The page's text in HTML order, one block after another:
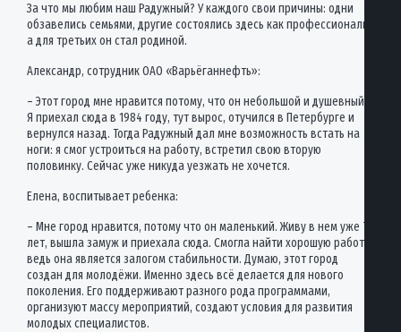
За что мы любим наш Радужный? У каждого свои причины: одни
обзавелись семьями, другие состоялись здесь как профессионалы,
а для третьих он стал родиной.
Александр, сотрудник ОАО «Варьёганнефть»:
– Этот город мне нравится потому, что он небольшой и душевный.
Я приехал сюда в 1984 году, тут вырос, отучился в Петербурге и
вернулся назад. Тогда Радужный дал мне возможность встать на
ноги: я смог устроиться на работу, встретил свою вторую
половинку. Сейчас уже никуда уезжать не хочется.
Елена, воспитывает ребенка:
– Мне город нравится, потому что он маленький. Живу в нем уже 7
лет, вышла замуж и приехала сюда. Смогла найти хорошую работу,
ведь она является залогом стабильности. Думаю, этот город
создан для молодёжи. Именно здесь всё делается для нового
поколения. Его поддерживают разного рода программами,
организуют массу мероприятий, создают условия для развития
молодых специалистов.